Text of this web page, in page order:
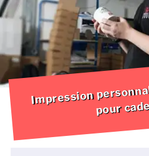
Sweats
Chapeaux et Casquettes
Vêtements de sport
Haute visibilité
Impression
pour